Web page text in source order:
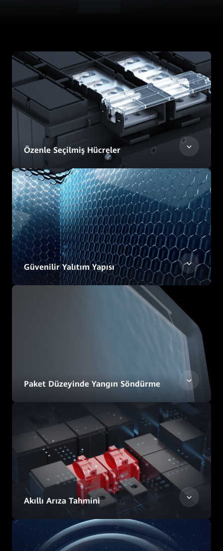
Özenle Seçilmiş Hücreler
Güvenilir Yalıtım Yapısı
Paket Düzeyinde Yangın Söndürme
Akıllı Arıza Tahmini